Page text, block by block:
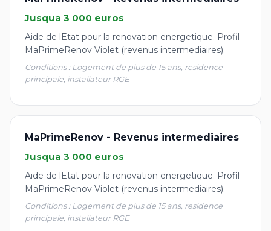
Jusqua 3 000 euros
Aide de lEtat pour la renovation energetique. Profil
MaPrimeRenov Violet (revenus intermediaires).
Conditions : Logement de plus de 15 ans, residence
principale, installateur RGE
MaPrimeRenov - Revenus intermediaires
Jusqua 3 000 euros
Aide de lEtat pour la renovation energetique. Profil
MaPrimeRenov Violet (revenus intermediaires).
Conditions : Logement de plus de 15 ans, residence
principale, installateur RGE